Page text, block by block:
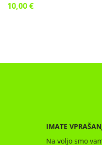
10,00 €
IMATE
Na voljo smo